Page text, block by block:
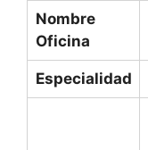
Nombre
Oficina
Especialidad